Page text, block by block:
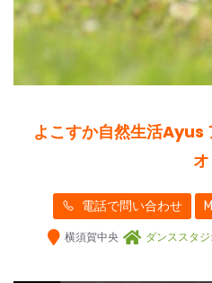
よこすか自然生活Ayus
オ
電話で問い合わせ
横須賀中央 ダンススタ